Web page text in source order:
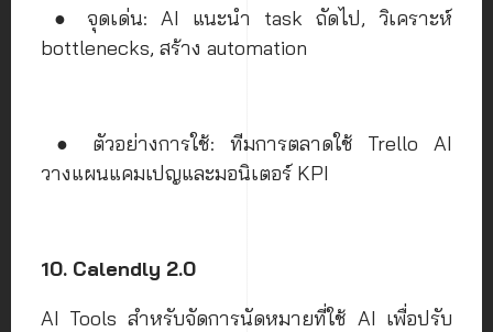
● จุดเด่น: AI แนะนำ task ถัดไป, วิเคราะห์
bottlenecks, สร้าง automation
● ตัวอย่างการใช้: ทีมการตลาดใช้ Trello AI
วางแผนแคมเปญและมอนิเตอร์ KPI
10. Calendly 2.0
AI Tools สำหรับจัดการนัดหมายที่ใช้ AI เพื่อปรับ